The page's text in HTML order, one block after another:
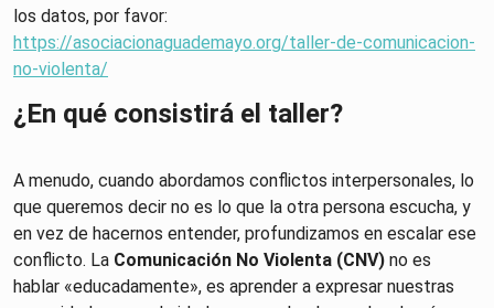
los datos, por favor:
https://asociacionaguademayo.org/taller-de-comunicacion-
no-violenta/
¿En qué consistirá el taller?
A menudo, cuando abordamos conflictos interpersonales, lo
que queremos decir no es lo que la otra persona escucha, y
en vez de hacernos entender, profundizamos en escalar ese
conflicto. La Comunicación No Violenta (CNV) no es
hablar «educadamente», es aprender a expresar nuestras